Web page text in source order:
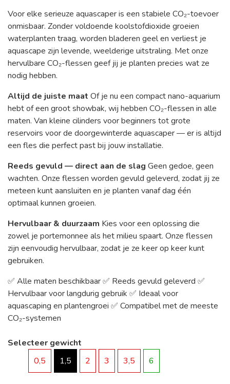
Voor elke serieuze aquascaper is een stabiele CO₂-toevoer
onmisbaar. Zonder voldoende koolstofdioxide groeien
waterplanten traag, worden bladeren geel en verliest je
aquascape zijn levende, weelderige uitstraling. Met onze
hervulbare CO₂-flessen geef jij je planten precies wat ze
nodig hebben.
Altijd de juiste maat Of je nu een compact nano-aquarium
hebt of een groot showbak, wij hebben CO₂-flessen in alle
maten. Van kleine cilinders voor beginners tot grote
reservoirs voor de doorgewinterde aquascaper — er is altijd
een fles die perfect past bij jouw installatie.
Reeds gevuld — direct aan de slag Geen gedoe, geen
wachten. Onze flessen worden gevuld geleverd, zodat jij ze
meteen kunt aansluiten en je planten vanaf dag één
optimaal kunnen groeien.
Hervulbaar & duurzaam Kies voor een oplossing die
zowel je portemonnee als het milieu spaart. Onze flessen
zijn eenvoudig hervulbaar, zodat je ze keer op keer kunt
gebruiken.
✅ Alle maten beschikbaar ✅ Reeds gevuld geleverd ✅
Hervulbaar voor langdurig gebruik ✅ Ideaal voor
aquascaping en plantengroei ✅ Compatibel met de meeste
CO₂-systemen
Selecteer gewicht
0,5
1,5 2 3 3,5 6